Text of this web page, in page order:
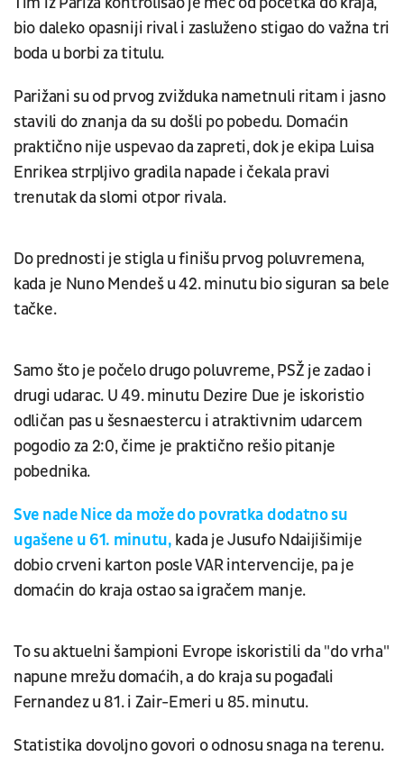
bio daleko opasniji rival i zasluženo stigao do važna tri
boda u borbi za titulu.
Parižani su od prvog zvižduka nametnuli ritam i jasno
stavili do znanja da su došli po pobedu. Domaćin
praktično nije uspevao da zapreti, dok je ekipa Luisa
Enrikea strpljivo gradila napade i čekala pravi
trenutak da slomi otpor rivala.
Do prednosti je stigla u finišu prvog poluvremena,
kada je Nuno Mendeš u 42. minutu bio siguran sa bele
tačke.
Samo što je počelo drugo poluvreme, PSŽ je zadao i
drugi udarac. U 49. minutu Dezire Due je iskoristio
odličan pas u šesnaestercu i atraktivnim udarcem
pogodio za 2:0, čime je praktično rešio pitanje
pobednika.
Sve nade Nice da može do povratka dodatno su
ugašene u 61. minutu, kada je Jusufo Ndaijišimije
dobio crveni karton posle VAR intervencije, pa je
domaćin do kraja ostao sa igračem manje.
To su aktuelni šampioni Evrope iskoristili da "do vrha"
napune mrežu domaćih, a do kraja su pogađali
Fernandez u 81. i Zair-Emeri u 85. minutu.
Statistika dovoljno govori o odnosu snaga na terenu.